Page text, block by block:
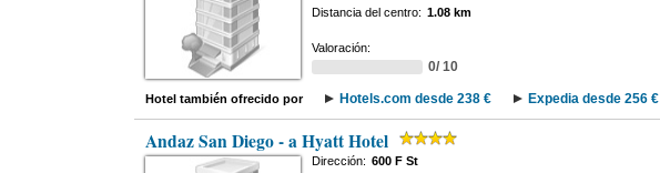
Distancia del centro: 1.08 km
Valoración:
0/ 10
Hotel también ofrecido por Hotels.com desde 238 € Expedia desde 256 €
Andaz San Diego - a Hyatt Hotel
Dirección: 600 F St